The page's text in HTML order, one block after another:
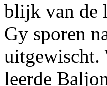
blijk van de
Gy sporen
uitgewischt.
leerde